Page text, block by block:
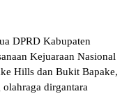
DPRD Kabupaten
Kejuaraan Nasional
Hills dan Bukit Bapake,
dirgantara